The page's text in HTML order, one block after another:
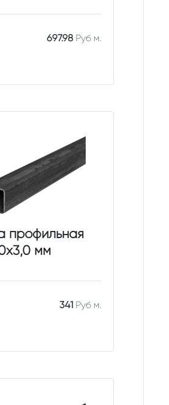
697.98Руб м.
профильная
мм
341Руб м.